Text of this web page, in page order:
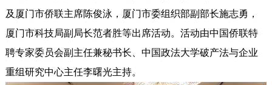
及厦门市侨联主席陈俊泳，厦门市委组织部副部长施志勇，
厦门市科技局副局长范者胜等出席活动。活动由中国侨联特
聘专家委员会副主任兼秘书长、中国政法大学破产法与企业
重组研究中心主任李曙光主持。